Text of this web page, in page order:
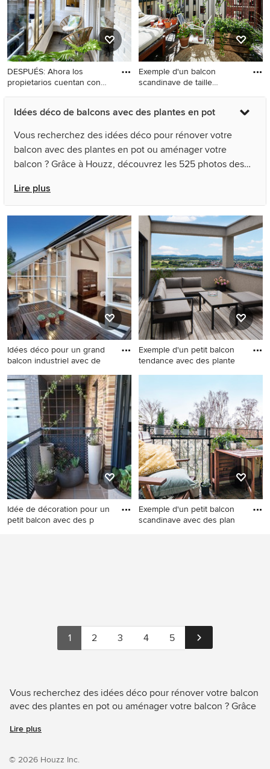
DESPUÉS: Ahora los
propietarios cuentan con
Réalisation d'un petit balcon
minimaliste avec des plantes
toiture et un garde-corps en
métal.
Exemple d'un balcon
scandinave de taille
Exemple d'un balcon
scandinave de taille
en pot, aucune couverture et
un garde-corps en métal.
Idées déco de balcons avec des plantes en pot
Vous recherchez des idées déco pour rénover votre
balcon avec des plantes en pot ou aménager votre
balcon ? Grâce à Houzz, découvrez les 525 photos des
Fotointeriores et Pini & Sträuli architects. Parcourez une
multitude de photos de décoration et d'aménagement
dans de nombreux styles et coloris. Sauvegardez
facilement toutes vos idées déco de balcon avec des
plantes en pot dans un dossier d'idées ou contactez le
professionnel ayant réalisé le projet qui vous a inspiré
pour qu'il vous conseille sur les nouvelles tendances
déco. Inspirez-vous des plus belles photos de balcons
avec des plantes en pot trouvées sur Houzz et faites le
plein d'idées pour tous vos projets de rénovation et
d'aménagement de maison.
Lire plus
Idées déco pour un grand
balcon industriel avec de
Idées déco pour un grand
balcon industriel avec des
plantes en pot et aucune
couverture.
Exemple d'un petit balcon
tendance avec des plante
Exemple d'un petit balcon
tendance avec des plantes
en pot, aucune couverture et
un garde-corps en matériaux
mixtes.
Idée de décoration pour un
petit balcon avec des p
Exemple d'un petit balcon
scandinave avec des plan
1 2 3 4 5
Vous recherchez des idées déco pour rénover votre balcon
avec des plantes en pot ou aménager votre balcon ? Grâce
décorateurs, architectes et artisans, dont GARDEN
multitude de photos de décoration et d'aménagement dans
Lire plus
© 2026 Houzz Inc.